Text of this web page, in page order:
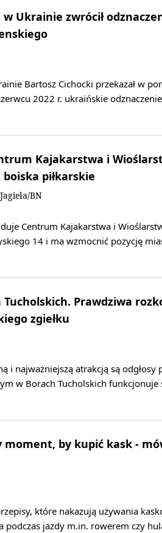
w Ukrainie zwrócił
Bartosz Cichocki przekazał w
2022 r. ukraińskie odznaczenie
Kajakarstwa i
piłkarskie
BN
Centrum Kajakarstwa i
14 i ma wzmocnić pozycję
Tucholskich. Prawdziwa
zgiełku
i najważniejszą atrakcją są odgłosy
w Borach Tucholskich funkcjonuje
by kupić kask -
które nakazują używania
podczas jazdy m.in. rowerem czy